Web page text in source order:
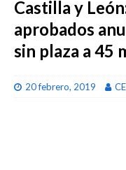
Castilla y
aprobados
sin plaza a 45
20 febrero, 2019